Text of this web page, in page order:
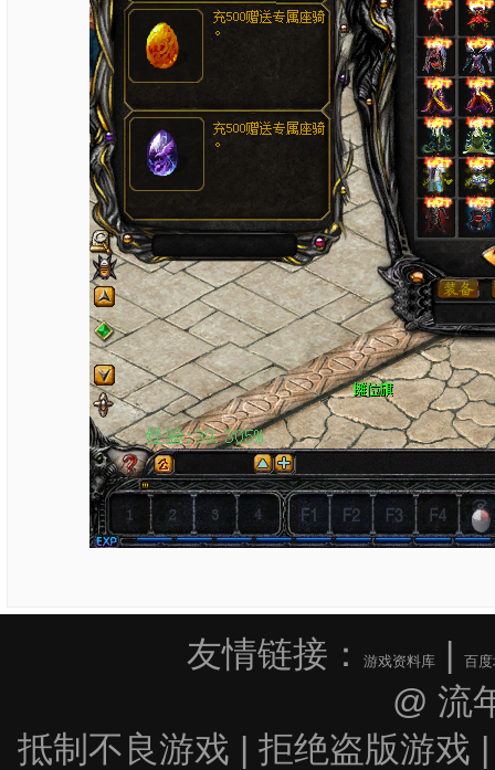
友情链接： 游戏资料库| 百
@ 流
抵制不良游戏 | 拒绝盗版游戏